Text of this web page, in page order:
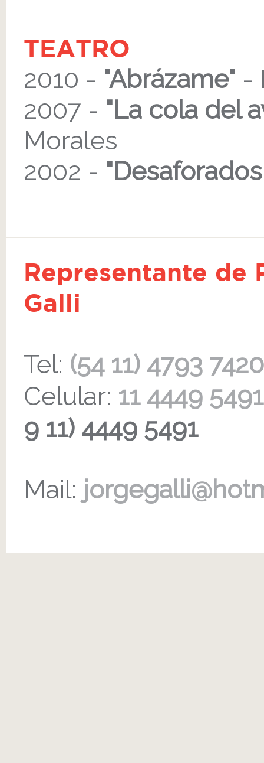
TEATRO
2010 - "Abrázame" -
2007 - "La cola del
Morales
2002 -
Representante de
Galli
Tel: (54 11) 4793 7420
Celular: 11 4449 5491
9 11) 4449 5491
Mail: